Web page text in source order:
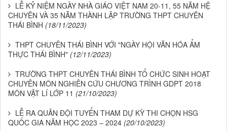
LỄ KỶ NIỆM NGÀY NHÀ GIÁO VIỆT NAM 20-11, 55 NĂM HỆ
CHUYÊN VÀ 35 NĂM THÀNH LẬP TRƯỜNG THPT CHUYÊN
THÁI BÌNH (18/11/2023)
THPT CHUYÊN THÁI BÌNH VỚI "NGÀY HỘI VĂN HÓA ẨM
THỰC THÁI BÌNH" (12/11/2023)
TRƯỜNG THPT CHUYÊN THÁI BÌNH TỔ CHỨC SINH HOẠT
CHUYÊN MÔN NGHIÊN CỨU CHƯƠNG TRÌNH GDPT 2018
MÔN VẬT LÍ LỚP 11 (21/10/2023)
LỄ RA QUÂN ĐỘI TUYỂN THAM DỰ KỲ THI CHỌN HSG
QUỐC GIA NĂM HỌC 2023 – 2024 (20/10/2023)